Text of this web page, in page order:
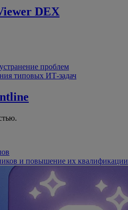
DEX
проблем
типовых ИТ-задач
и повышение их квалификации